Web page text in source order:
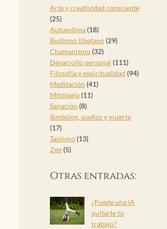
Arte y creatividad consciente
(25)
Autoestima(18)
Budismo tibetano(29)
Chamanísmo(32)
Desarrollo personal (111)
Filosofía y espiritualidad (94)
Meditación (41)
Mitología(11)
Sanación (8)
Simbolos, sueños y muerte
(17)
Taoísmo(13)
Zen (5)
Otras entradas:
¿Puede una IA
quitarte tu
trabajo?